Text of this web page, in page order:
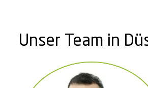
Unser Team in